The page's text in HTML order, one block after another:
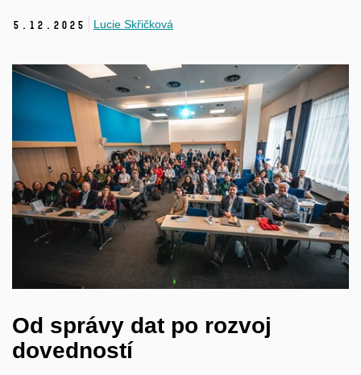
5. 12. 2025 Lucie Skřičková
Od správy dat po rozvoj
dovedností